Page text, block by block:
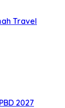
Travel
2027